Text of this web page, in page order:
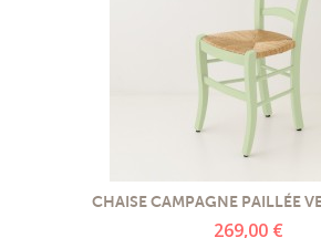
CHAISE CAMPAGNE PAILLÉE
269,00 €